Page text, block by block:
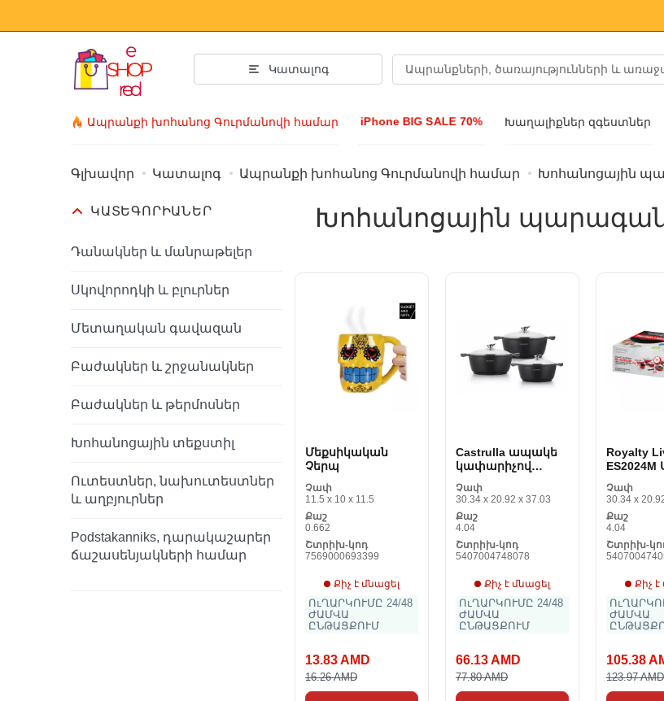
Կատալոգ
Ապրանքի խոհանոց Գուրմանովի համար iPhone BIG SALE 70% Խաղալիքներ զգեստներ
Acsessuara նորաձևությունը
Հագուստ և կոշիկ
Ձեռքի ժամացույց
Գլխավոր Կատալոգ Ապրանքի խոհանոց Գուրմանովի համար Խոհանոցային
ԿԱՏԵԳՈՐԻԱՆԵՐ
Դանակներ և մանրաթելեր
Սկովորոդկի և բլուրներ
Մետաղական գավազան
Բաժակներ և շրջանակներ
Բաժակներ և թերմոսներ
Խոհանոցային տեքստիլ
Ուտեստներ, նախուտեստներ
և աղբյուրներ
Podstakanniks, դարակաշարեր
ճաշասենյակների համար
Խոհանոցային
Մեքսիկական
Չերպ
Չափ
11.5 x 10 x 11.5
Քաշ
0.662
Շտրիխ-կոդ
7569000693399
Քիչ է մնացել
ՈւՂԱՐԿՈՒՄԸ 24/48
ԺԱՄՎԱ
ԸՆԹԱՑՔՈՒՄ
13.83 AMD
16.26 AMD
Castrulla ապակե
կափարիչով
Առարկաներ
Չափ
30.34 x 20.92 x 37.03
Քաշ
4.04
Շտրիխ-կոդ
5407004748078
Քիչ է մնացել
ՈւՂԱՐԿՈՒՄԸ 24/48
ԺԱՄՎԱ
ԸՆԹԱՑՔՈՒՄ
66.13 AMD
77.80 AMD
Royalty
ES2024M
Չափ
30.34 x
Քաշ
4.04
Շտրիխ-
Քիչ է
ԺԱՄՎԱ
105.38
123.97 AMD